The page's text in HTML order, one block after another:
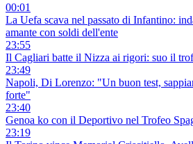
00:01
La Uefa scava nel passato di Infantino:
amante con soldi dell'ente
23:55
Il Cagliari batte il Nizza ai rigori: suo il
23:49
Napoli, Di Lorenzo: "Un buon test,
forte"
23:40
Genoa ko con il Deportivo nel Trofeo
23:19